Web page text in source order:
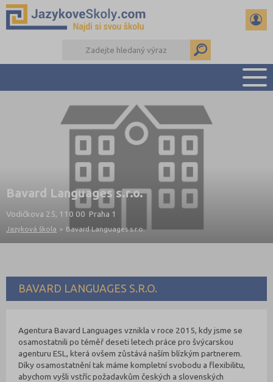
PŘEHLED ŠKOL
PŘÍPRAVA NA ZKOUŠKY A K MATURITĚ
RADY A ČLÁNKY
KONTAKTY
DALŠÍ DRUHY ŠKOL
Bavard Languages s.r.o.
Vodičkova 25, 110 00 Praha 1
Jazyková škola > Bavard Languages s.r.o.
BAVARD LANGUAGES S.R.O.
Agentura Bavard Languages vznikla v roce 2015, kdy jsme se
osamostatnili po téměř deseti letech práce pro švýcarskou
agenturu ESL, která ovšem zůstává naším blízkým partnerem.
Díky osamostatnění tak máme kompletní svobodu a flexibilitu,
abychom vyšli vstříc požadavkům českých a slovenských